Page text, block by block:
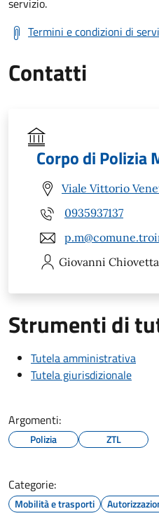
Termini e condizioni di
Contatti
Corpo di Polizia
Viale Vittorio
0935937137
Giovanni Chiovetta
Strumenti di
Tutela amministrativa
Tutela giurisdizionale
Argomenti:
Polizia ZTL
Categorie:
Mobilità e trasporti